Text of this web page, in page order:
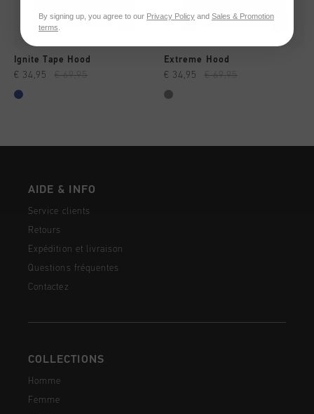
Ignite Tape Hood
€ 34,95 € 69,95
Extreme Hood
€ 34,95 € 69,95
AIDE & INFO
Service clients
Retours
Expédition et livraison
Questions fréquentes
Contactez
COLLECTIONS
Homme
Femme
By signing up, you agree to our Privacy Policy and Sales & Promotion
terms